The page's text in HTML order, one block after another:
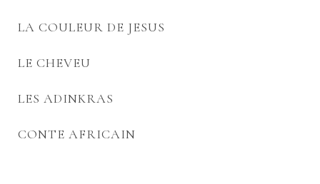
LA COULEUR DE JESUS
LE CHEVEU
LES ADINKRAS
CONTE AFRICAIN